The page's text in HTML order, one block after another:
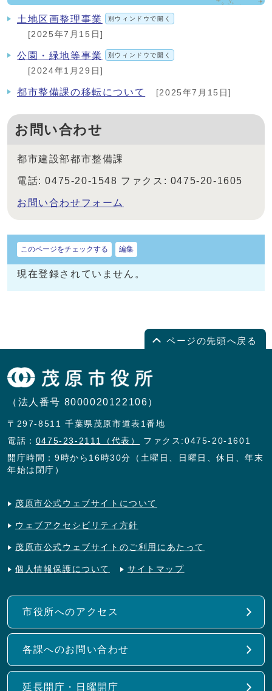
土地区画整理事業 別ウィンドウで開く
[2025年7月15日]
公園・緑地等事業 別ウィンドウで開く
[2024年1月29日]
都市整備課の移転について [2025年7月15日]
お問い合わせ
都市建設部都市整備課
電話: 0475-20-1548 ファクス: 0475-20-1605
お問い合わせフォーム
このページをチェックする 編集
現在登録されていません。
ページの先頭へ戻る
（法人番号 8000020122106）
〒297-8511 千葉県茂原市道表1番地
電話： 0475-23-2111（代表）
ファクス:0475-20-1601
開庁時間：9時から16時30分（土曜日、日曜日、休日、年末
年始は閉庁）
茂原市公式ウェブサイトについて
ウェブアクセシビリティ方針
茂原市公式ウェブサイトのご利用にあたって
個人情報保護について サイトマップ
市役所へのアクセス
各課へのお問い合わせ
延長開庁・日曜開庁